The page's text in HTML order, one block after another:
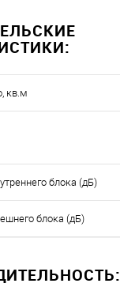
кв.м
блока (дБ)
блока (дБ)